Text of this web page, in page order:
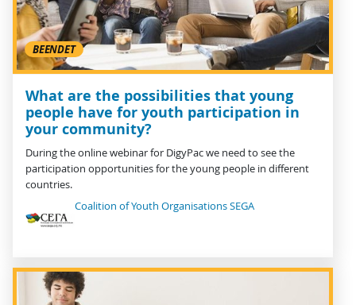
BEENDET
What are the possibilities that young
people have for youth participation in
your community?
During the online webinar for DigyPac we need to see the
participation opportunities for the young people in different
countries.
Coalition of Youth Organisations SEGA